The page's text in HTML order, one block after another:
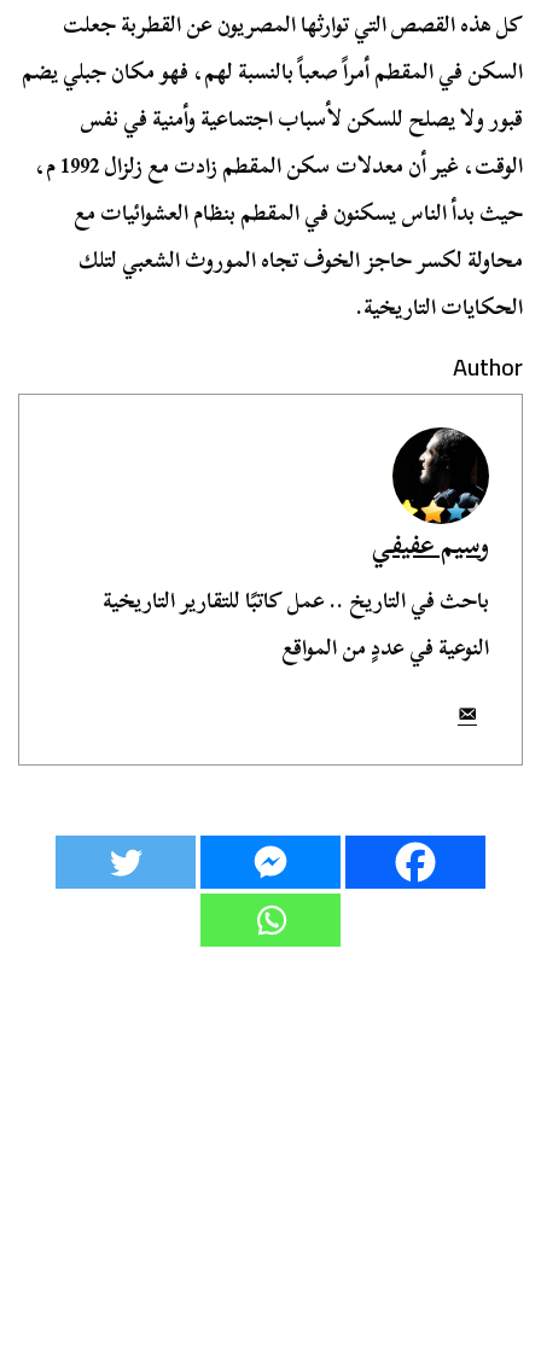
كل هذه القصص التي توارثها المصريون عن القطربة جعلت
السكن في المقطم أمراً صعباً بالنسبة لهم، فهو مكان جبلي يضم
قبور ولا يصلح للسكن لأسباب اجتماعية وأمنية في نفس
الوقت، غير أن معدلات سكن المقطم زادت مع زلزال 1992 م،
حيث بدأ الناس يسكنون في المقطم بنظام العشوائيات مع
محاولة لكسر حاجز الخوف تجاه الموروث الشعبي لتلك
الحكايات التاريخية.
Author
وسيم عفيفي
باحث في التاريخ .. عمل كاتبًا للتقارير التاريخية
النوعية في عددٍ من المواقع